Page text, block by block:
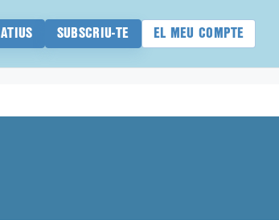
SUBSCRIU-TE EL MEU COMPTE